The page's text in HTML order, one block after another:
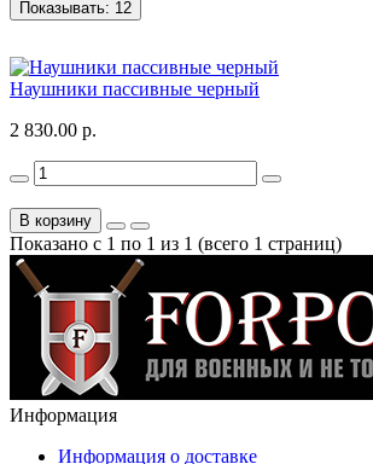
Показывать: 12
Наушники пассивные черный
2 830.00 р.
В корзину
Показано с 1 по 1 из 1 (всего 1 страниц)
Информация
Информация о доставке